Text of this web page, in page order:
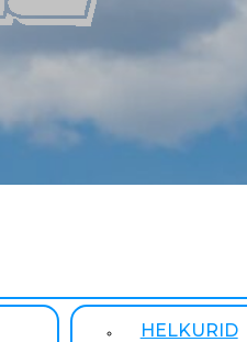
HELKURID